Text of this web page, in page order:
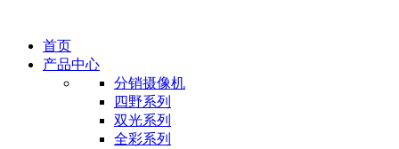
首页
产品中心
分销摄像机
四野系列
双光系列
全彩系列